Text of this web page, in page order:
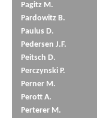
Pagitz M.
Pardowitz B.
Paulus D.
Pedersen J.F.
Peitsch D.
Perczynski P.
Perner M.
Perott A.
Perterer M.